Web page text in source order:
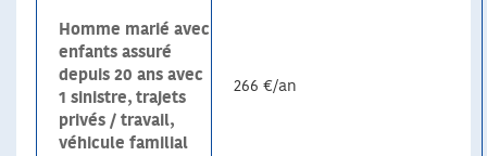
Homme marié avec
enfants assuré
depuis 20 ans avec
1 sinistre, trajets
privés / travail,
véhicule familial
266 €/an